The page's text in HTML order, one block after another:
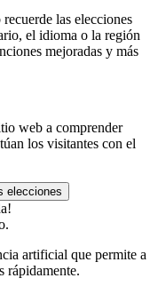
las elecciones
el idioma o la región
mejoradas y más
web a comprender
los visitantes con el
artificial que permite a
rápidamente.